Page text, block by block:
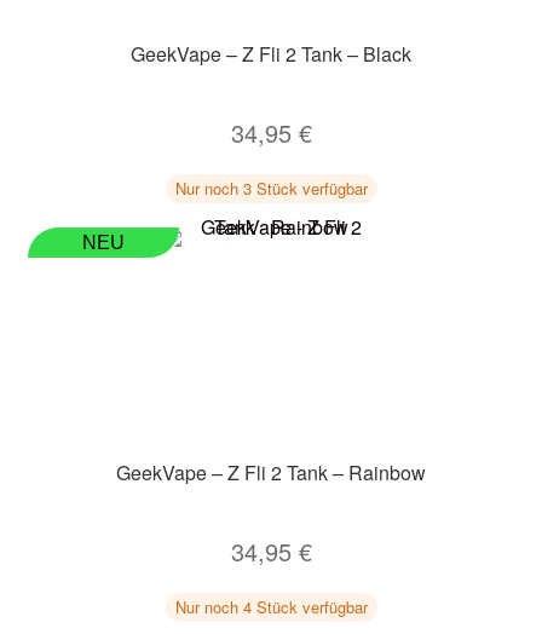
GeekVape – Z Fli 2 Tank – Black
34,95 €
Nur noch 3 Stück verfügbar
NEU
GeekVape – Z Fli 2 Tank – Rainbow
34,95 €
Nur noch 4 Stück verfügbar